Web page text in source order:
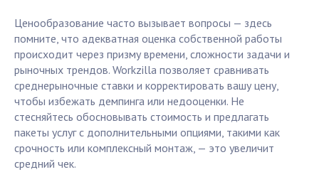
Ценообразование часто вызывает вопросы — здесь
помните, что адекватная оценка собственной работы
происходит через призму времени, сложности задачи и
рыночных трендов. Workzilla позволяет сравнивать
среднерыночные ставки и корректировать вашу цену,
чтобы избежать демпинга или недооценки. Не
стесняйтесь обосновывать стоимость и предлагать
пакеты услуг с дополнительными опциями, такими как
срочность или комплексный монтаж, — это увеличит
средний чек.